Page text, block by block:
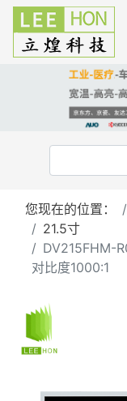
您现在的位置：
21.5寸
DV215FHM-
对比度1000:1